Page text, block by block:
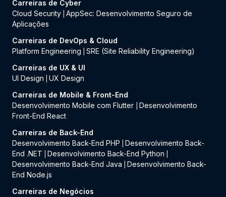
Carreiras de Cyber
Cloud Security AppSec: Desenvolvimento Seguro de
Aplicações
Carreiras de DevOps & Cloud
Platform Engineering
SRE (Site Reliability Engineering)
Carreiras de UX & UI
UI Design
UX Design
Carreiras de Mobile & Front-End
Desenvolvimento Mobile com Flutter
Desenvolvimento
Front-End React
Carreiras de Back-End
Desenvolvimento Back-End PHP
Desenvolvimento Back-
End .NET
Desenvolvimento Back-End Python
Desenvolvimento Back-End Java
Desenvolvimento Back-
End Node.js
Carreiras de Negócios